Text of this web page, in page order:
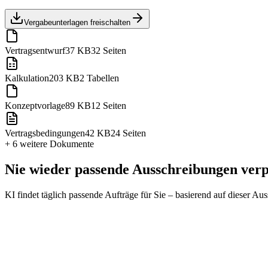
Vergabeunterlagen freischalten
Vertragsentwurf37 KB32 Seiten
Kalkulation203 KB2 Tabellen
Konzeptvorlage89 KB12 Seiten
Vertragsbedingungen42 KB24 Seiten
+ 6 weitere Dokumente
Nie wieder passende Ausschreibungen
KI findet täglich passende Aufträge für Sie – basierend auf dieser